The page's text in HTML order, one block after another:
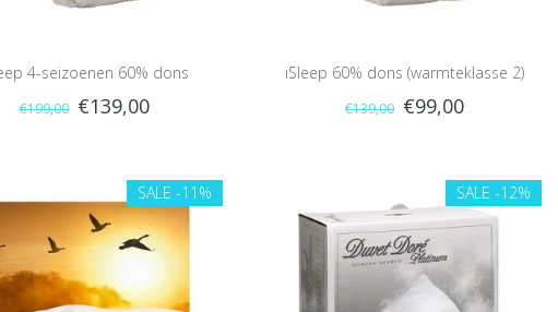
4-seizoenen 60% dons
€199,00 €139,00
iSleep 60% dons (warmteklasse 2)
€139,00 €99,00
SALE -11% SALE-12%